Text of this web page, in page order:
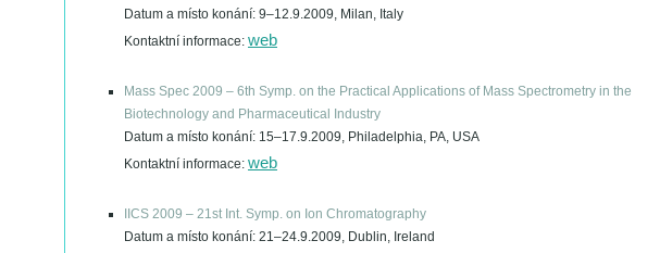
Datum a místo konání: 9–12.9.2009, Milan, Italy
Kontaktní informace: web
Mass Spec 2009 – 6th Symp. on the Practical Applications of Mass Spectrometry in the
Biotechnology and Pharmaceutical Industry
Datum a místo konání: 15–17.9.2009, Philadelphia, PA, USA
Kontaktní informace: web
IICS 2009 – 21st Int. Symp. on Ion Chromatography
Datum a místo konání: 21–24.9.2009, Dublin, Ireland